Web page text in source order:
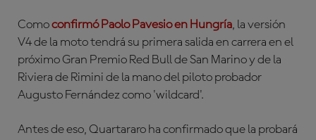
Comoconfirmó Paolo Pavesio en Hungría, la versión
V4 de la moto tendrá su primera salida en carrera en el
próximo Gran Premio Red Bull de San Marino y de la
Riviera de Rimini de la mano del piloto probador
Augusto Fernández como 'wildcard'.
Antes de eso, Quartararo ha confirmado que la probará